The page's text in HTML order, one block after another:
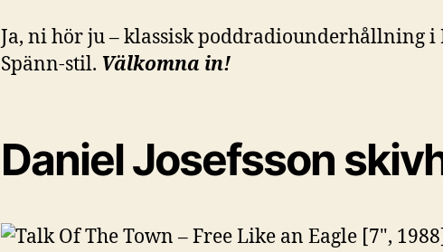
Ja, ni hör ju – klassisk poddradiounderhållning i
Spänn-stil. Välkomna in!
Daniel Josefsson